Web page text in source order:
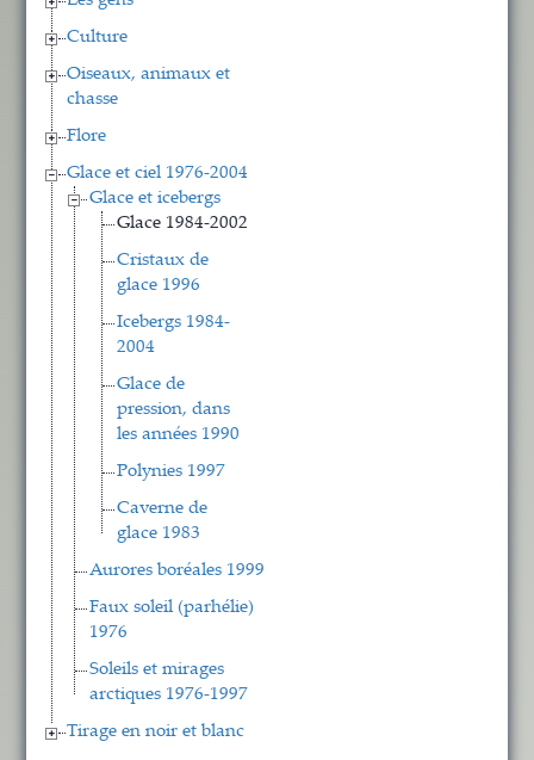
Culture
Oiseaux, animaux et
chasse
Flore
Glace et ciel 1976-2004
Glace et icebergs
Glace 1984-2002
Cristaux de
glace 1996
Icebergs 1984-
2004
Glace de
pression, dans
les années 1990
Polynies 1997
Caverne de
glace 1983
Aurores boréales 1999
Faux soleil (parhélie)
1976
Soleils et mirages
arctiques 1976-1997
Tirage en noir et blanc